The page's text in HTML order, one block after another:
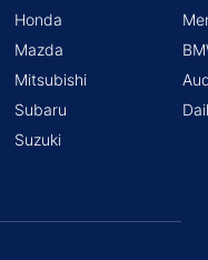
Honda
Mazda
Mitsubishi
Subaru
Suzuki